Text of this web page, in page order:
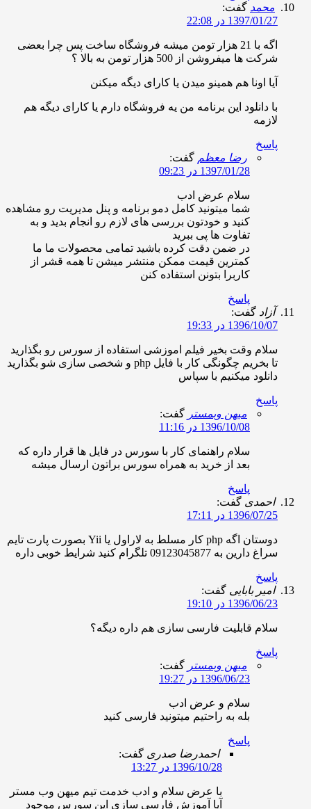
محمد گفت:
01/27 در 22:08
اگه با 21 هزار تومن میشه فروشگاه ساخت پس چرا بعضی
ها میفروشن از 500 هزار تومن به بالا ؟
اونا هم همینو میدن یا کارای دیگه میکنن
دانلود این برنامه من یه فروشگاه دارم یا کارای دیگه هم
رضا معظم گفت:
1397/01/28 در 09:23
سلام عرض ادب
شما میتونید کامل دمو برنامه و پنل مدیریت رو مشاهده
کنید و خودتون بررسی های لازم رو انجام بدید و به
تفاوت ها پی ببرید
در ضمن دقت کرده باشید تمامی محصولات ما ما
کمترین قیمت ممکن منتشر میشن تا همه قشر از
کاربرا بتونن استفاده کنن
گفت:
10/07 در 19:33
وقت بخیر فیلم اموزشی استفاده از سورس رو بگذارید
تا بخریم چگونگی کار با فایل php و شخصی سازی شو بگذارید
میکنیم با سپاس
میهن وبمستر گفت:
1396/10/08 در 11:16
سلام راهنمای کار با سورس در فایل ها قرار داره که
بعد از خرید به همراه سورس براتون ارسال میشه
احمدی گفت:
07/25 در 17:11
دوستان اگه php کار مسلط به لاراول یا Yii بصورت پارت تایم
دارین به 09123045877 تلگرام کنید شرایط خوبی داره
امیر بابایی گفت:
06/23 در 19:10
قابلیت فارسی سازی هم داره دیگه؟
میهن وبمستر گفت:
1396/06/23 در 19:27
سلام و عرض ادب
بله به راحتیم میتونید فارسی کنید
احمدرضا صدری گفت:
1396/10/28 در 13:27
با عرض سلام و ادب خدمت تیم میهن وب مستر
آیا آموزش فارسی سازی این سورس موجود